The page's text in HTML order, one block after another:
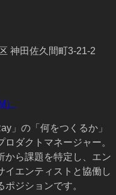
神田佐久間町3-21-2
」の「何をつくるか」
ロダクトマネージャー。
から課題を特定し、エン
イエンティストと協働し
ジションです。